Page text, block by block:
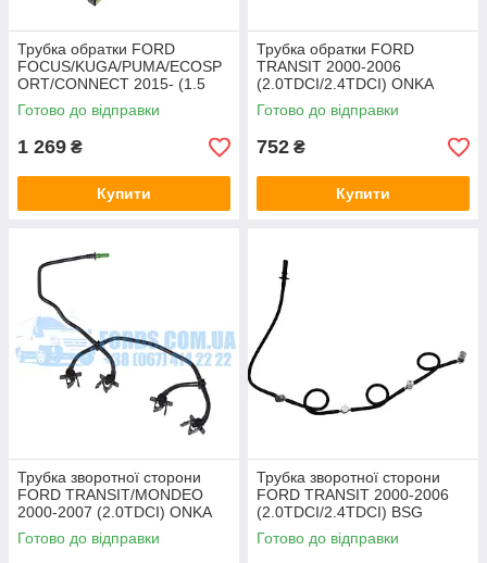
Трубка обратки FORD
FOCUS/KUGA/PUMA/ECOSP
ORT/CONNECT 2015- (1.5
ECOBLUE)
(2333264/JX6Q9K022AB/0445
Готово до відправки
1 269 ₴
Купити
Трубка обратки FORD
TRANSIT 2000-2006
(2.0TDCI/2.4TDCI) ONKA
Готово до відправки
752 ₴
Купити
Трубка зворотної сторони
FORD TRANSIT/MONDEO
2000-2007 (2.0TDCI) ONKA
Готово до відправки
Трубка зворотної сторони
FORD TRANSIT 2000-2006
(2.0TDCI/2.4TDCI) BSG
Готово до відправки